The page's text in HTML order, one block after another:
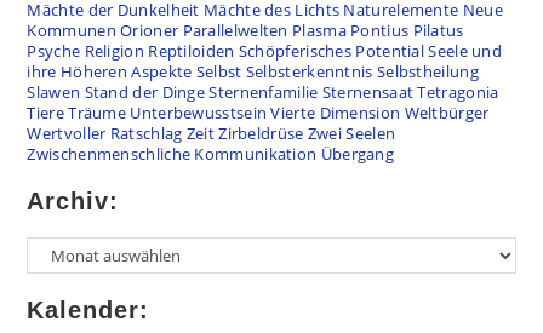
Mächte der Dunkelheit Mächte des Lichts Naturelemente Neue
Kommunen Orioner Parallelwelten Plasma Pontius Pilatus
Psyche Religion Reptiloiden Schöpferisches PotentialSeele und
ihre Höheren Aspekte Selbst Selbsterkenntnis Selbstheilung
Slawen Stand der DingeSternenfamilie SternensaatTetragonia
TiereTräume Unterbewusstsein Vierte Dimension Weltbürger
Wertvoller Ratschlag ZeitZirbeldrüse Zwei Seelen
Zwischenmenschliche Kommunikation Übergang
Archiv:
Kalender: